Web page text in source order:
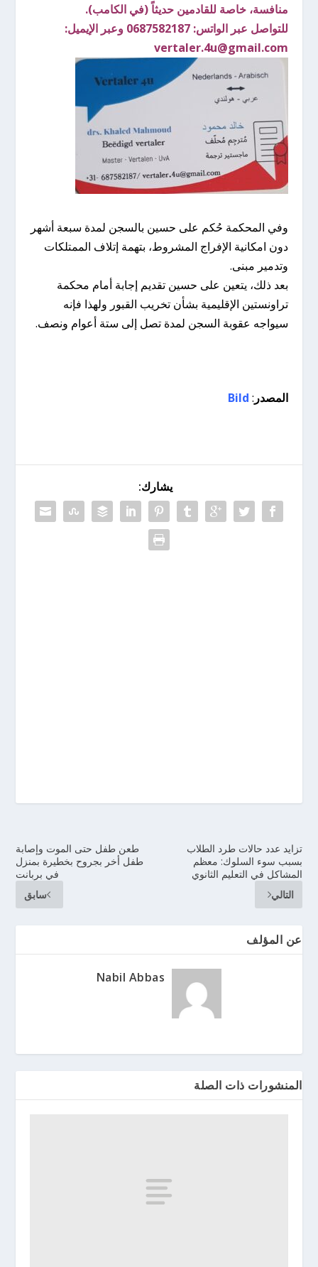
منافسة، خاصة للقادمين حديثاً (في الكامب).
للتواصل عبر الواتس: 0687582187 وعبر الإيميل:
vertaler.4u@gmail.com
وفي المحكمة حُكم على حسين بالسجن لمدة سبعة أشهر
دون امكانية الإفراج المشروط، بتهمة إتلاف الممتلكات
وتدمير مبنى.
بعد ذلك، يتعين على حسين تقديم إجابة أمام محكمة
تراونستين الإقليمية بشأن تخريب القبور ولهذا فإنه
سيواجه عقوبة السجن لمدة تصل إلى ستة أعوام ونصف.
المصدر :
Bild
يشارك:
طعن طفل حتى الموت وإصابة
طفل أخر بجروح بخطيرة بمنزل
في بربانت
سابق
تزايد عدد حالات طرد الطلاب
بسبب سوء السلوك: معظم
المشاكل في التعليم الثانوي
التالي
عن المؤلف
Nabil Abbas
المنشورات ذات الصلة